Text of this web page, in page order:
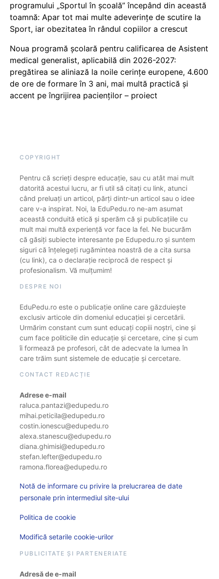
programului „Sportul în școală” începând din această
toamnă: Apar tot mai multe adeverințe de scutire la
Sport, iar obezitatea în rândul copiilor a crescut
Noua programă școlară pentru calificarea de Asistent
medical generalist, aplicabilă din 2026-2027:
pregătirea se aliniază la noile cerințe europene, 4.600
de ore de formare în 3 ani, mai multă practică și
accent pe îngrijirea pacienților – proiect
COPYRIGHT
Pentru că scrieți despre educație, sau cu atât mai mult
datorită acestui lucru, ar fi util să citați cu link, atunci
când preluați un articol, părți dintr-un articol sau o idee
care v-a inspirat. Noi, la EduPedu.ro ne-am asumat
această conduită etică și sperăm că și publicațiile cu
mult mai multă experiență vor face la fel. Ne bucurăm
că găsiți subiecte interesante pe Edupedu.ro și suntem
siguri că înțelegeți rugămintea noastră de a cita sursa
(cu link), ca o declarație reciprocă de respect și
profesionalism. Vă mulțumim!
DESPRE NOI
EduPedu.ro este o publicație online care găzduiește
exclusiv articole din domeniul educației și cercetării.
Urmărim constant cum sunt educați copiii noștri, cine și
cum face politicile din educație și cercetare, cine și cum
îi formează pe profesori, cât de adecvate la lumea în
care trăim sunt sistemele de educație și cercetare.
CONTACT REDACȚIE
Adrese e-mail
raluca.pantazi@edupedu.ro
mihai.peticila@edupedu.ro
costin.ionescu@edupedu.ro
alexa.stanescu@edupedu.ro
diana.ghimisi@edupedu.ro
stefan.lefter@edupedu.ro
ramona.florea@edupedu.ro
Notă de informare cu privire la prelucrarea de date
personale prin intermediul site-ului
Politica de cookie
Modifică setarile cookie-urilor
PUBLICITATE ȘI PARTENERIATE
Adresă de e-mail